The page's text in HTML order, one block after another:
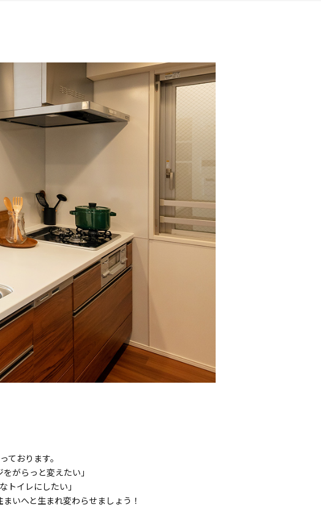
ております。
をがらっと変えたい」
トイレにしたい」
いへと生まれ変わらせましょう！